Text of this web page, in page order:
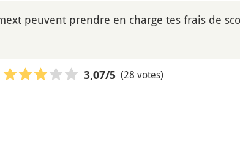
peuvent prendre en charge tes frais de
3,07/5 (28 votes)